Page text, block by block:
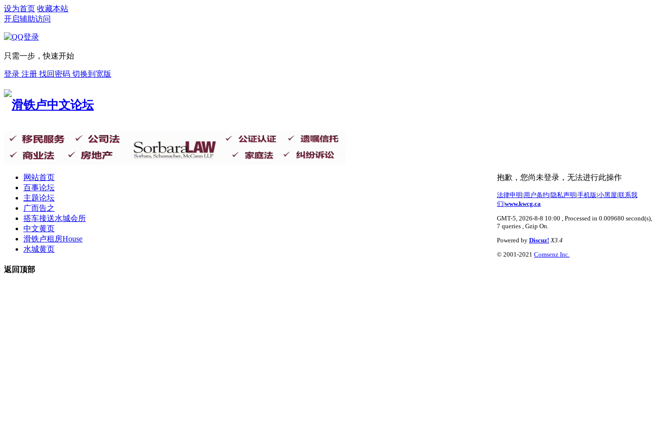
设为首页 收藏本站
开启辅助访问
只需一步，快速开始
登录 注册 找回密码 切换到宽版
网站首页
百事论坛
主题论坛
广而告之
搭车接送水城会所
中文黄页
滑铁卢租房House
水城黄页
抱歉，您尚未登录，无法进行此操作
法律申明 |用户条约|隐私声明 |手机版|小黑屋|联系我
们|www.kwcg.ca
GMT-5, 2026-8-8 10:00 , Processed in 0.009680 second(s),
7 queries , Gzip On.
Powered by Discuz! X3.4
© 2001-2021 Comsenz Inc.
返回顶部